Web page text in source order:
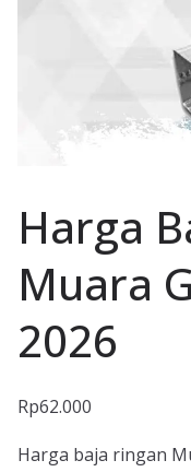
Harga
Muara
2026
Rp62.000
Harga baja ringan